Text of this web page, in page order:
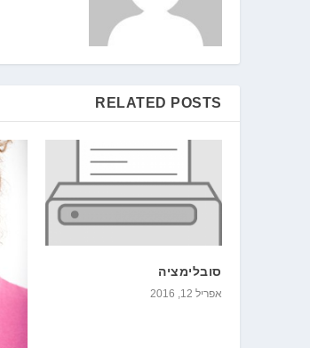
RELATED POSTS
סובלימציה
אפריל 12, 2016